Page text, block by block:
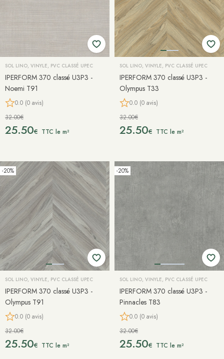
SOL LINO, VINYLE, PVC CLASSÉ UPEC
IPERFORM 370 classé U3P3 -
Noemi T91
0.0 (0 avis)
32.00€
25.50€ TTC le m²
SOL LINO, VINYLE, PVC CLASSÉ UPEC
IPERFORM 370 classé U3P3 -
Olympus T33
0.0 (0 avis)
32.00€
25.50€ TTC le m²
-20%
SOL LINO, VINYLE, PVC CLASSÉ UPEC
IPERFORM 370 classé U3P3 -
Olympus T91
0.0 (0 avis)
32.00€
25.50€ TTC le m²
-20%
SOL LINO, VINYLE, PVC CLASSÉ UPEC
IPERFORM 370 classé U3P3 -
Pinnacles T83
0.0 (0 avis)
32.00€
25.50€ TTC le m²